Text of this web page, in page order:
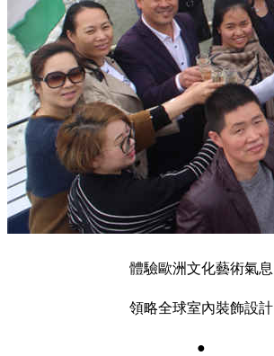
體驗歐洲文化藝術氣息
領略全球室內裝飾設計
●